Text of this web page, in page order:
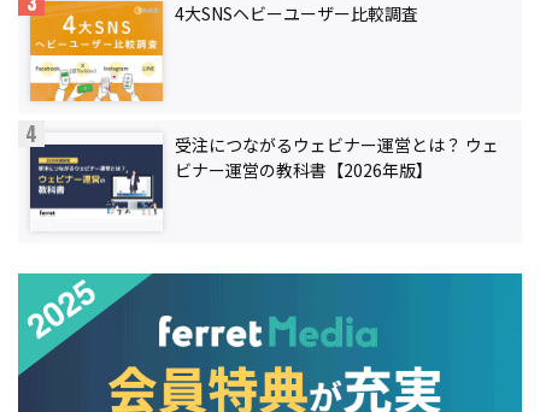
4大SNSヘビーユーザー比較調査
受注につながるウェビナー運営とは？ ウェ
ビナー運営の教科書【2026年版】